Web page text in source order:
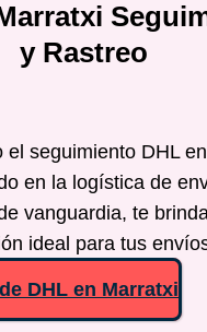
y Rastreo
el seguimiento DHL
en la logística de
vanguardia, te
ideal para tus
DHL en Marratxi